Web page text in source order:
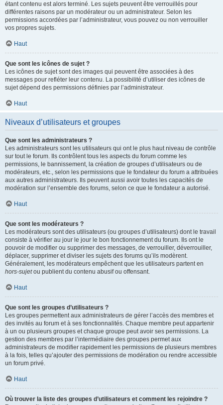
étant contenu est alors terminé. Les sujets peuvent être verrouillés pour
différentes raisons par un modérateur ou un administrateur. Selon les
permissions accordées par l’administrateur, vous pouvez ou non verrouiller
vos propres sujets.
Haut
Que sont les icônes de sujet ?
Les icônes de sujet sont des images qui peuvent être associées à des
messages pour refléter leur contenu. La possibilité d’utiliser des icônes de
sujet dépend des permissions définies par l’administrateur.
Haut
Niveaux d’utilisateurs et groupes
Que sont les administrateurs ?
Les administrateurs sont les utilisateurs qui ont le plus haut niveau de contrôle
sur tout le forum. Ils contrôlent tous les aspects du forum comme les
permissions, le bannissement, la création de groupes d’utilisateurs ou de
modérateurs, etc., selon les permissions que le fondateur du forum a attribuées
aux autres administrateurs. Ils peuvent aussi avoir toutes les capacités de
modération sur l’ensemble des forums, selon ce que le fondateur a autorisé.
Haut
Que sont les modérateurs ?
Les modérateurs sont des utilisateurs (ou groupes d’utilisateurs) dont le travail
consiste à vérifier au jour le jour le bon fonctionnement du forum. Ils ont le
pouvoir de modifier ou supprimer des messages, de verrouiller, déverrouiller,
déplacer, supprimer et diviser les sujets des forums qu’ils modèrent.
Généralement, les modérateurs empêchent que les utilisateurs partent en
hors-sujetou publient du contenu abusif ou offensant.
Haut
Que sont les groupes d’utilisateurs ?
Les groupes permettent aux administrateurs de gérer l’accès des membres et
des invités au forum et à ses fonctionnalités. Chaque membre peut appartenir
à un ou plusieurs groupes et chaque groupe peut avoir ses permissions. La
gestion des membres par l’intermédiaire des groupes permet aux
administrateurs de modifier rapidement les permissions de plusieurs membres
à la fois, telles qu’ajouter des permissions de modération ou rendre accessible
un forum privé.
Haut
Où trouver la liste des groupes d’utilisateurs et comment les rejoindre ?